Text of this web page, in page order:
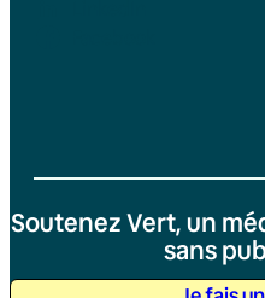
Soutenez Vert, un
sans